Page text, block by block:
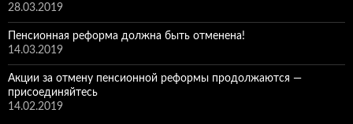
28.03.2019
Пенсионная реформа должна быть отменена!
14.03.2019
Акции за отмену пенсионной реформы продолжаются —
присоединяйтесь
14.02.2019